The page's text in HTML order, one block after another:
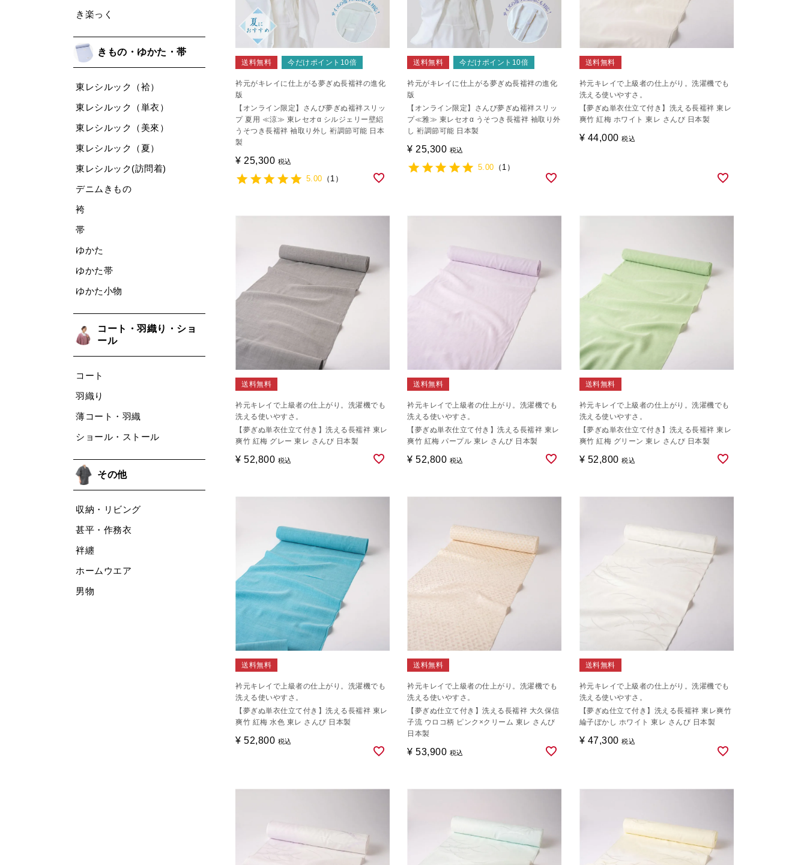
き楽っく
きもの・ゆかた・帯
東レシルック（袷）
東レシルック（単衣）
東レシルック（美來）
東レシルック（夏）
東レシルック(訪問着)
デニムきもの
袴
帯
ゆかた
ゆかた帯
ゆかた小物
コート・羽織り・ショ
ール
コート
羽織り
薄コート・羽織
ショール・ストール
その他
収納・リビング
甚平・作務衣
袢纏
ホームウエア
男物
送料無料 今だけポイント10倍
衿元がキレイに仕上がる夢ぎぬ長襦袢の進化
版
【オンライン限定】さんび夢ぎぬ襦袢スリッ
プ 夏用 ≪涼≫ 東レセオα シルジェリー壁絽
うそつき長襦袢 袖取り外し 裄調節可能 日本
製
¥ 25,300 税込
5.00 （1）
送料無料 今だけポイント10倍
衿元がキレイに仕上がる夢ぎぬ長襦袢の進化
版
【オンライン限定】さんび夢ぎぬ襦袢スリッ
プ≪雅≫ 東レセオα うそつき長襦袢 袖取り外
し 裄調節可能 日本製
¥ 25,300 税込
5.00 （1）
送料無料
衿元キレイで上級者の仕上がり。洗濯機でも
洗える使いやすさ。
【夢ぎぬ単衣仕立て付き】洗える長襦袢 東レ
爽竹 紅梅 ホワイト 東レ さんび 日本製
¥ 44,000 税込
送料無料
衿元キレイで上級者の仕上がり。洗濯機でも
洗える使いやすさ。
【夢ぎぬ単衣仕立て付き】洗える長襦袢 東レ
爽竹 紅梅 グレー 東レ さんび 日本製
¥ 52,800 税込
送料無料
衿元キレイで上級者の仕上がり。洗濯機でも
洗える使いやすさ。
【夢ぎぬ単衣仕立て付き】洗える長襦袢 東レ
爽竹 紅梅 パープル 東レ さんび 日本製
¥ 52,800 税込
送料無料
衿元キレイで上級者の仕上がり。洗濯機でも
洗える使いやすさ。
【夢ぎぬ単衣仕立て付き】洗える長襦袢 東レ
爽竹 紅梅 グリーン 東レ さんび 日本製
¥ 52,800 税込
送料無料
衿元キレイで上級者の仕上がり。洗濯機でも
洗える使いやすさ。
【夢ぎぬ単衣仕立て付き】洗える長襦袢 東レ
爽竹 紅梅 水色 東レ さんび 日本製
¥ 52,800 税込
送料無料
衿元キレイで上級者の仕上がり。洗濯機でも
洗える使いやすさ。
【夢ぎぬ仕立て付き】洗える長襦袢 大久保信
子流 ウロコ柄 ピンク×クリーム 東レ さんび
日本製
¥ 53,900 税込
送料無料
衿元キレイで上級者の仕上がり。洗濯機でも
洗える使いやすさ。
【夢ぎぬ仕立て付き】洗える長襦袢 東レ爽竹
綸子ぼかし ホワイト 東レ さんび 日本製
¥ 47,300 税込